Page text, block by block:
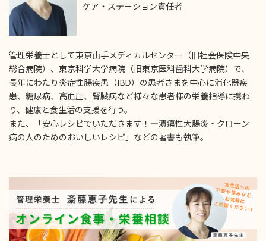
ケア・ステーション責任者
管理栄養士として東京山手メディカルセンター（旧社会保険中央
総合病院）、東京科学大学病院（旧東京医科歯科大学病院）で、
長年にわたり炎症性腸疾患（IBD）の患者さまを中心に消化器疾
患、糖尿病、高血圧、腎臓病など様々な患者様の栄養指導に携わ
り、健康と食生活の支援を行う。
また、「安心レシピでいただきます！―潰瘍性大腸炎・クローン
病の人のためのおいしいレシピ」などの著書も執筆。